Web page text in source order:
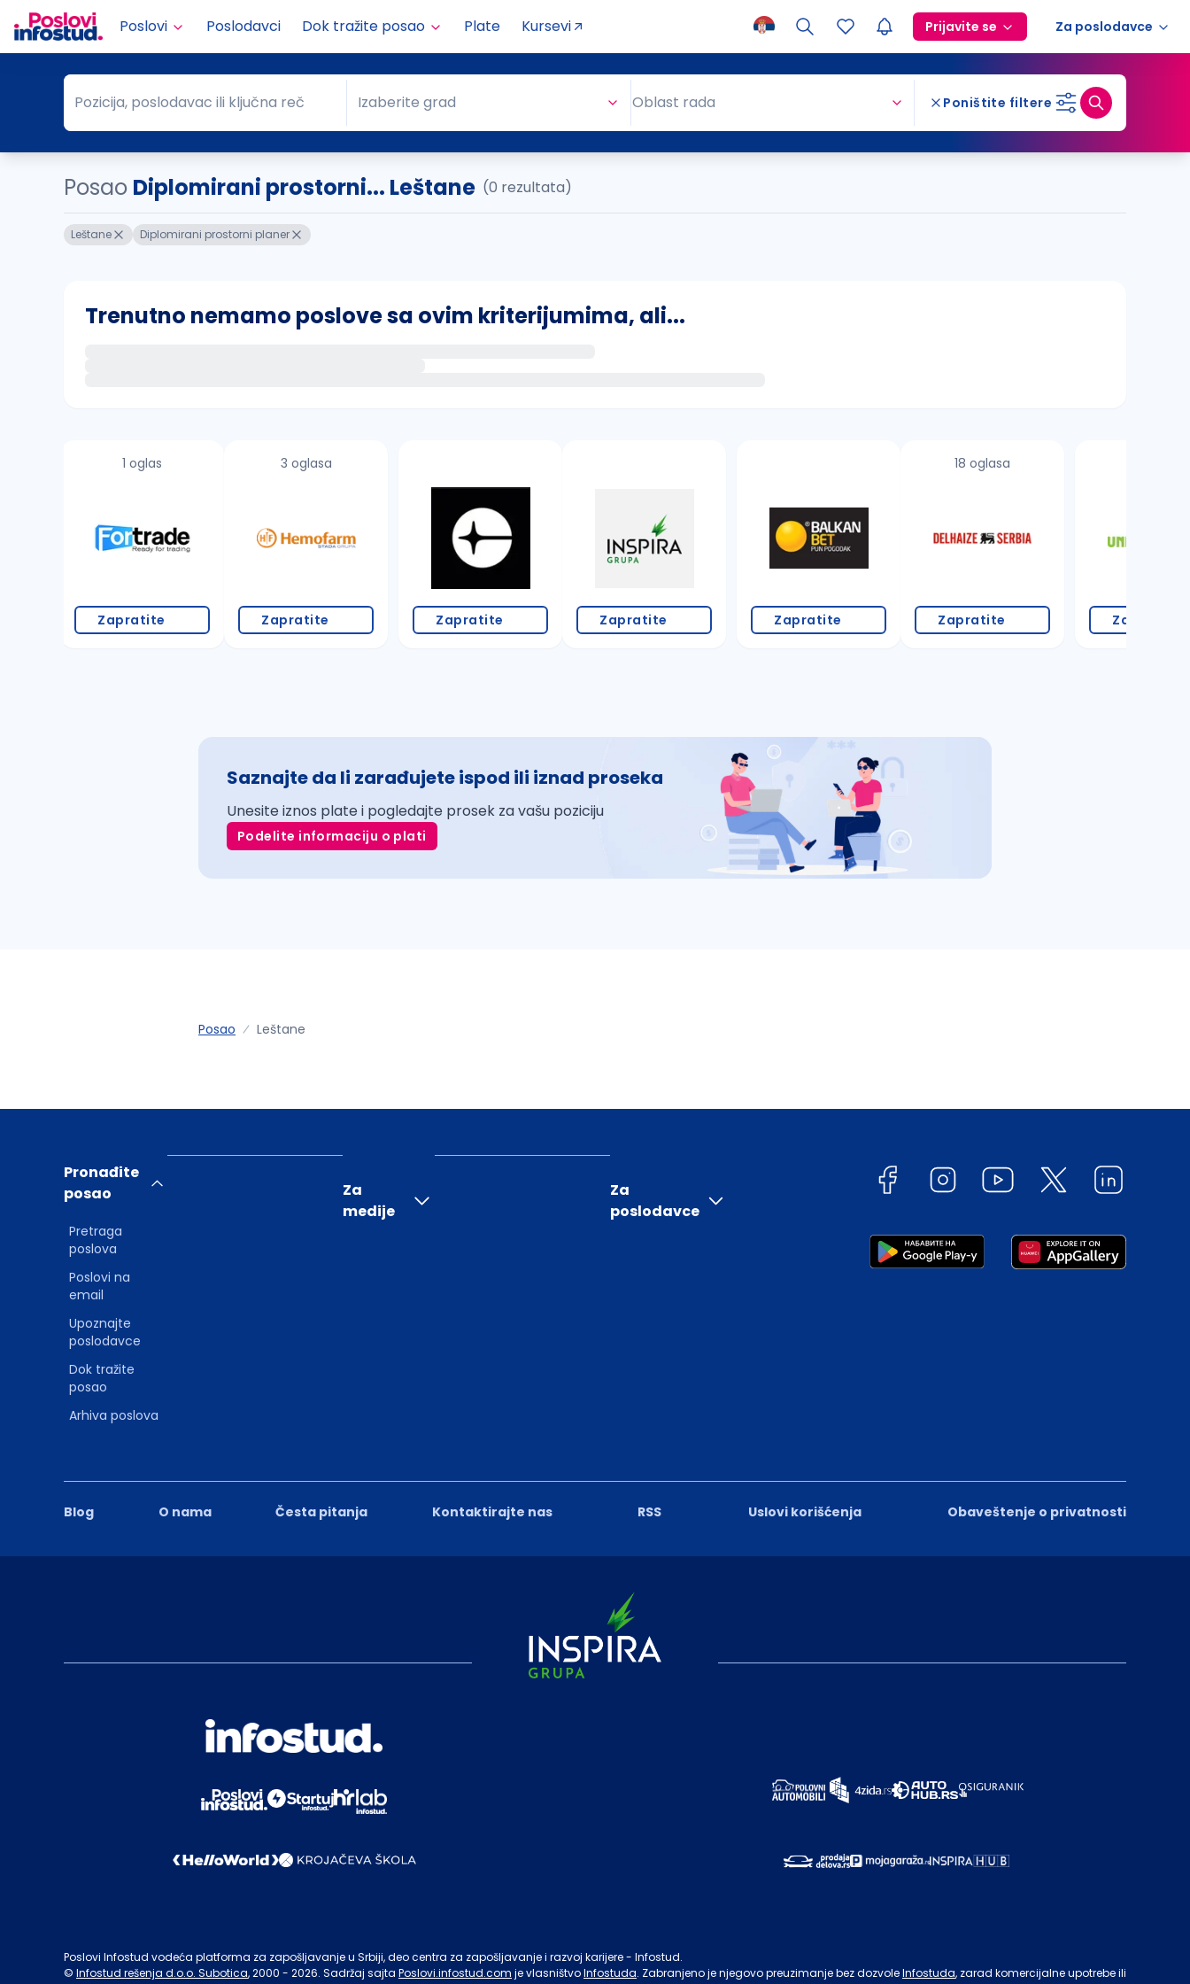
Poslovi Poslodavci Dok tražite posao Plate Kursevi Prijavite se Za poslodavce
Pozicija, poslodavac ili ključna reč
Pozicija, poslodavac ili ključna reč Grad
Izaberite grad Oblast rada Poništite filtere
Posao Diplomirani prostorni... Leštane (0 rezultata)
Leštane Diplomirani prostorni planer
Trenutno nemamo poslove sa ovim kriterijumima, ali...
proverite pravopisne greške (koristite č, ć, š, đ, ž, dž)
povećajte radijus za odabrani grad
1 oglas
Zapratite
3 oglasa
Zapratite Zapratite Zapratite Zapratite
18 oglasa
Zapratite Zapratite
Saznajte da li zarađujete ispod ili iznad proseka
Unesite iznos plate i pogledajte prosek za vašu poziciju
Podelite informaciju o plati
Posao Leštane
Blog O nama Česta pitanja Kontaktirajte nas RSS Uslovi korišćenja Obaveštenje o privatnosti
Pronađite
posao
Pretraga
poslova
Poslovi na
email
Upoznajte
poslodavce
Dok tražite
posao
Arhiva poslova
Za
medije
Za
poslodavce
Poslovi Infostud vodeća platforma za zapošljavanje u Srbiji, deo centra za zapošljavanje i razvoj karijere - Infostud.
© Infostud rešenja d.o.o. Subotica, 2000 - 2026. Sadržaj sajta Poslovi.infostud.com je vlasništvoInfostuda. Zabranjeno je njegovo preuzimanje bez dozvoleInfostuda, zarad komercijalne upotrebe ili